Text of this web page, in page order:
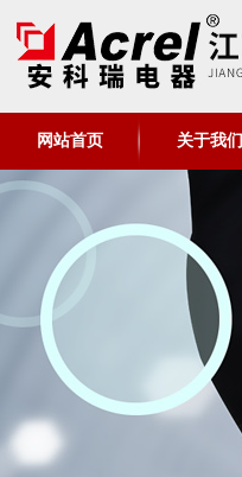
网站首页 关于我们